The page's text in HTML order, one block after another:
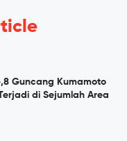
Guncang Kumamoto
di Sejumlah Area